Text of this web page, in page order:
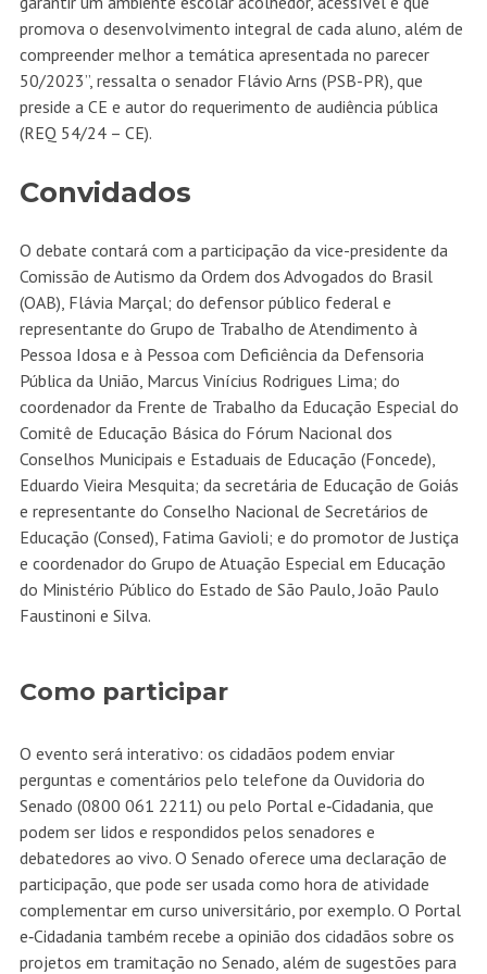
promova o desenvolvimento integral de cada aluno, além de
compreender melhor a temática apresentada no parecer
50/2023”, ressalta o senador Flávio Arns (PSB-PR), que
preside a CE e autor do requerimento de audiência pública
(REQ 54/24 – CE).
Convidados
O debate contará com a participação da vice-presidente da
Comissão de Autismo da Ordem dos Advogados do Brasil
(OAB), Flávia Marçal; do defensor público federal e
representante do Grupo de Trabalho de Atendimento à
Pessoa Idosa e à Pessoa com Deficiência da Defensoria
Pública da União, Marcus Vinícius Rodrigues Lima; do
coordenador da Frente de Trabalho da Educação Especial do
Comitê de Educação Básica do Fórum Nacional dos
Conselhos Municipais e Estaduais de Educação (Foncede),
Eduardo Vieira Mesquita; da secretária de Educação de Goiás
e representante do Conselho Nacional de Secretários de
Educação (Consed), Fatima Gavioli; e do promotor de Justiça
e coordenador do Grupo de Atuação Especial em Educação
do Ministério Público do Estado de São Paulo, João Paulo
Faustinoni e Silva.
Como participar
O evento será interativo: os cidadãos podem enviar
perguntas e comentários pelo telefone da Ouvidoria do
Senado (0800 061 2211) ou pelo Portal e‑Cidadania , que
podem ser lidos e respondidos pelos senadores e
debatedores ao vivo. O Senado oferece uma declaração de
participação, que pode ser usada como hora de atividade
complementar em curso universitário, por exemplo. O Portal
e‑Cidadania também recebe a opinião dos cidadãos sobre os
projetos em tramitação no Senado, além de sugestões para